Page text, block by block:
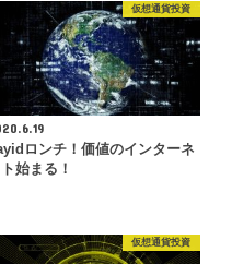
仮想通貨投資
ロンチ！価値のインターネ
始まる！
仮想通貨投資